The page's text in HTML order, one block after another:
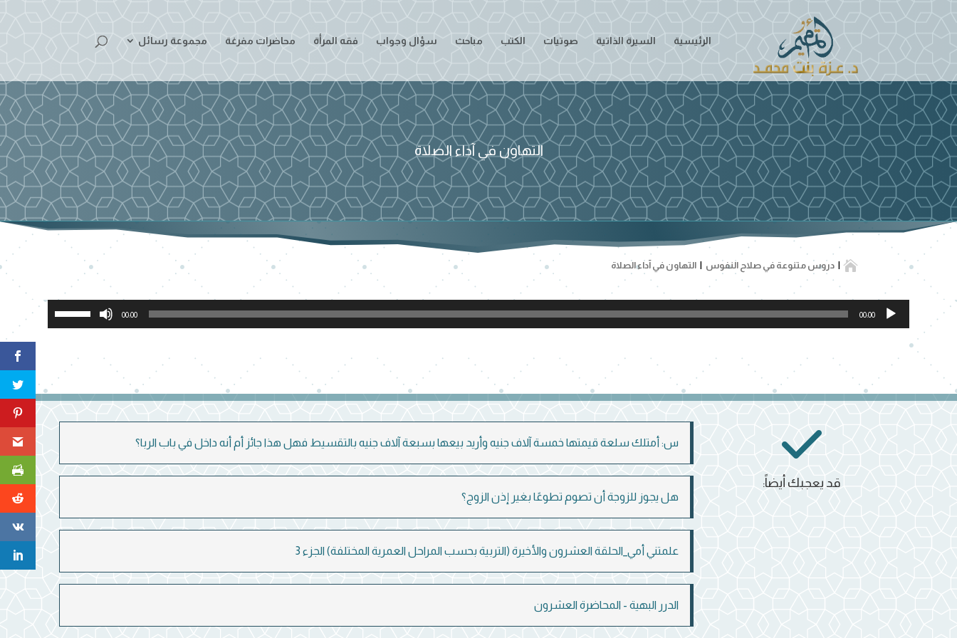
الرئيسية السيرة الذاتية صوتيات الكتب مباحث سؤال وجواب فقه المرأة محاضرات مفرغة مجموعة رسائل
التهاون في آداء الصلاة
 دروس متنوعة في صلاح النفوس التهاون في آداء الصلاة
مشغل
الصوت
00:00
00:00
استخدم
مفاتيح
أسفل
لزيادة
مستوى
الصوت.
س: أمتلك سلعة قيمتها خمسة آلاف جنيه وأريد بيعها بسبعة آلاف جنيه بالتقسيط فهل هذا جائز أم أنه داخل في باب الربا؟
هل يجوز للزوجة أن تصوم تطوعًا بغير إذن الزوج؟
علمتني أمي_الحلقة العشرون والأخيرة (التربية بحسب المراحل العمرية المختلفة) الجزء 3
الدرر البهية - المحاضرة العشرون
قد يعجبك أيضاً: